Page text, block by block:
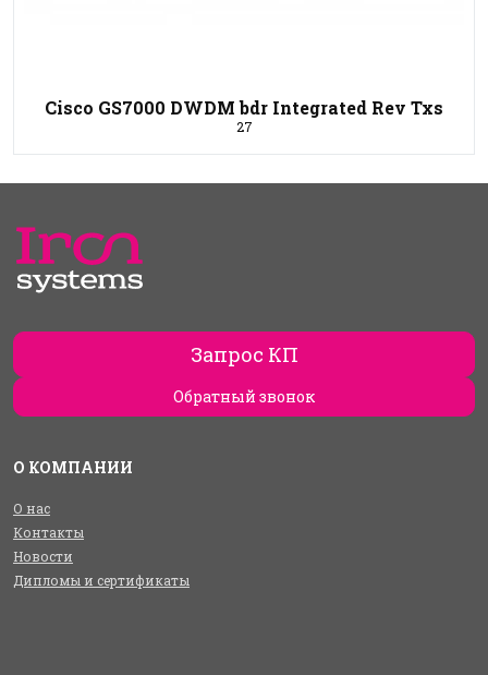
Cisco GS7000 DWDM bdr Integrated Rev Txs
27
Запрос КП
Обратный звонок
О КОМПАНИИ
О нас
Контакты
Новости
Дипломы и сертификаты